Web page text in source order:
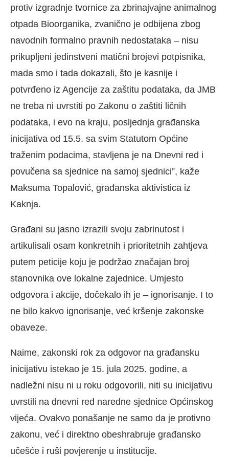
protiv izgradnje tvornice za zbrinajvajne animalnog
otpada Bioorganika, zvanično je odbijena zbog
navodnih formalno pravnih nedostataka – nisu
prikupljeni jedinstveni matični brojevi potpisnika,
mada smo i tada dokazali, što je kasnije i
potvrđeno iz Agencije za zaštitu podataka, da JMB
ne treba ni uvrstiti po Zakonu o zaštiti ličnih
podataka, i evo na kraju, posljednja građanska
inicijativa od 15.5. sa svim Statutom Općine
traženim podacima, stavljena je na Dnevni red i
povučena sa sjednice na samoj sjednici”, kaže
Maksuma Topalović, građanska aktivistica iz
Kaknja.
Građani su jasno izrazili svoju zabrinutost i
artikulisali osam konkretnih i prioritetnih zahtjeva
putem peticije koju je podržao značajan broj
stanovnika ove lokalne zajednice. Umjesto
odgovora i akcije, dočekalo ih je – ignorisanje. I to
ne bilo kakvo ignorisanje, već kršenje zakonske
obaveze.
Naime, zakonski rok za odgovor na građansku
inicijativu istekao je 15. jula 2025. godine, a
nadležni nisu ni u roku odgovorili, niti su inicijativu
uvrstili na dnevni red naredne sjednice Općinskog
vijeća. Ovakvo ponašanje ne samo da je protivno
zakonu, već i direktno obeshrabruje građansko
učešće i ruši povjerenje u institucije.